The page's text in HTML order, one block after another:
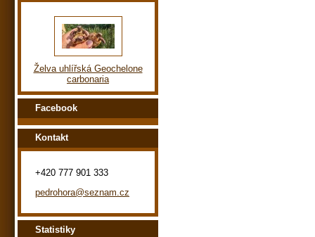
Želva uhlířská Geochelone
carbonaria
Facebook
Kontakt
+420 777 901 333
pedrohora@seznam.cz
Statistiky